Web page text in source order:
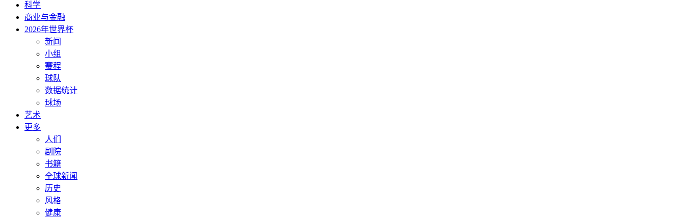
科学
商业与金融
2026年世界杯
新闻
小组
赛程
球队
数据统计
球场
艺术
更多
人们
剧院
书籍
全球新闻
历史
风格
健康